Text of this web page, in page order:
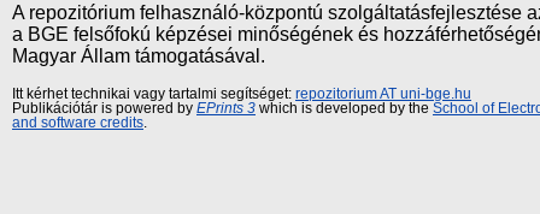
A repozitórium felhasználó-központú szolgáltatásfejlesztése
a BGE felsőfokú képzései minőségének és
Magyar Állam támogatásával.
Itt kérhet technikai vagy tartalmi segítséget: repozitorium AT uni-bge.hu
Publikációtár is powered by EPrints 3 which is developed by the School of
and software credits